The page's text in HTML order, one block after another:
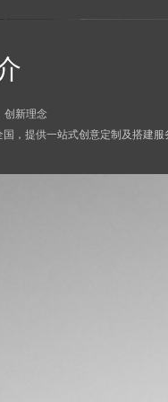
创新理念
，提供一站式创意定制及搭建服